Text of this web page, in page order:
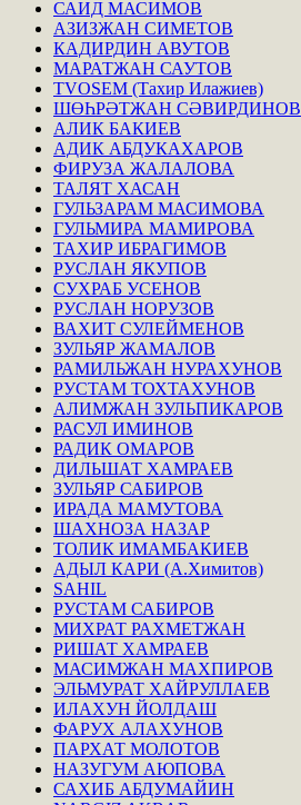
САИД МАСИМОВ
АЗИЗЖАН СИМЕТОВ
КАДИРДИН АВУТОВ
МАРАТЖАН САУТОВ
TVOSEM (Тахир Илажиев)
ШӨҺРӘТЖАН СӘВИРДИНОВ
АЛИК БАКИЕВ
АДИК АБДУКАХАРОВ
ФИРУЗА ЖАЛАЛОВА
ТАЛЯТ ХАСАН
ГУЛЬЗАРАМ МАСИМОВА
ГУЛЬМИРА МАМИРОВА
ТАХИР ИБРАГИМОВ
РУСЛАН ЯКУПОВ
СУХРАБ УСЕНОВ
РУСЛАН НОРУЗОВ
ВАХИТ СУЛЕЙМЕНОВ
ЗУЛЬЯР ЖАМАЛОВ
РАМИЛЬЖАН НУРАХУНОВ
РУСТАМ ТОХТАХУНОВ
АЛИМЖАН ЗУЛЬПИКАРОВ
РАСУЛ ИМИНОВ
РАДИК ОМАРОВ
ДИЛЬШАТ ХАМРАЕВ
ЗУЛЬЯР САБИРОВ
ИРАДА МАМУТОВА
ШАХНОЗА НАЗАР
ТОЛИК ИМАМБАКИЕВ
АДЫЛ КАРИ (А.Химитов)
SAHIL
РУСТАМ САБИРОВ
МИХРАТ РАХМЕТЖАН
РИШАТ ХАМРАЕВ
МАСИМЖАН МАХПИРОВ
ЭЛЬМУРАТ ХАЙРУЛЛАЕВ
ИЛАХУН ЙОЛДАШ
ФАРУХ АЛАХУНОВ
ПАРХАТ МОЛОТОВ
НАЗУГУМ АЮПОВА
САХИБ АБДУМАЙИН